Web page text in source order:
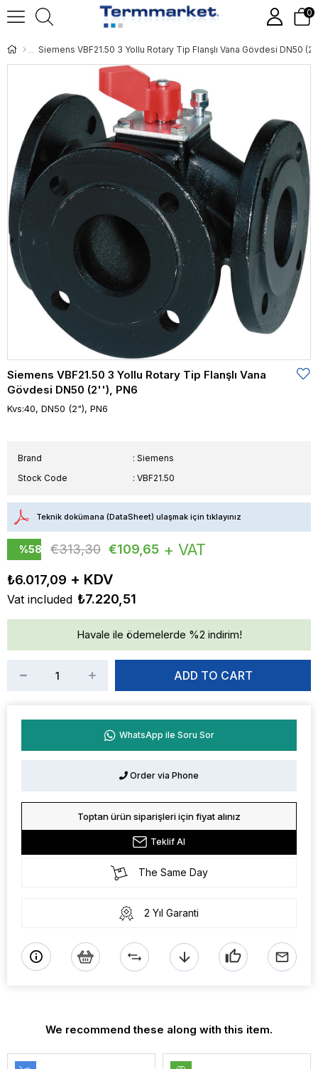
0
Siemens VBF21.50 3 Yollu Rotary Tip Flanşlı Vana Gövdesi DN50
Siemens VBF21.50 3 Yollu Rotary Tip Flanşlı Vana
Gövdesi DN50 (2''), PN6
Kvs:40, DN50 (2"), PN6
Brand : Siemens
Stock Code
VBF21.50
Teknik dokümana (DataSheet) ulaşmak için tıklayınız
%58
€313,30 €109,65 + VAT
₺6.017,09
Vat included ₺7.220,51
Havale ile ödemelerde %2 indirim!
WhatsApp ile Soru Sor
Order via Phone
Toptan ürün siparişleri için fiyat alınız
Teklif Al
The Same Day
2 Yıl Garanti
We recommend these along with this item.